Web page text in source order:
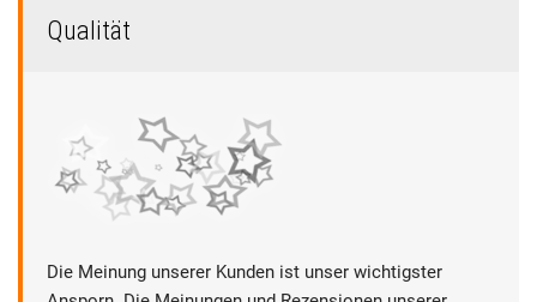
Qualität
Die Meinung unserer Kunden ist unser wichtigster